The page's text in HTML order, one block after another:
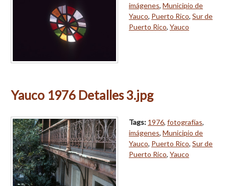
imágenes, Municipio de
Yauco, Puerto Rico, Sur de
Puerto Rico, Yauco
Yauco 1976 Detalles 3.jpg
Tags: 1976, fotografías,
imágenes, Municipio de
Yauco, Puerto Rico, Sur de
Puerto Rico, Yauco